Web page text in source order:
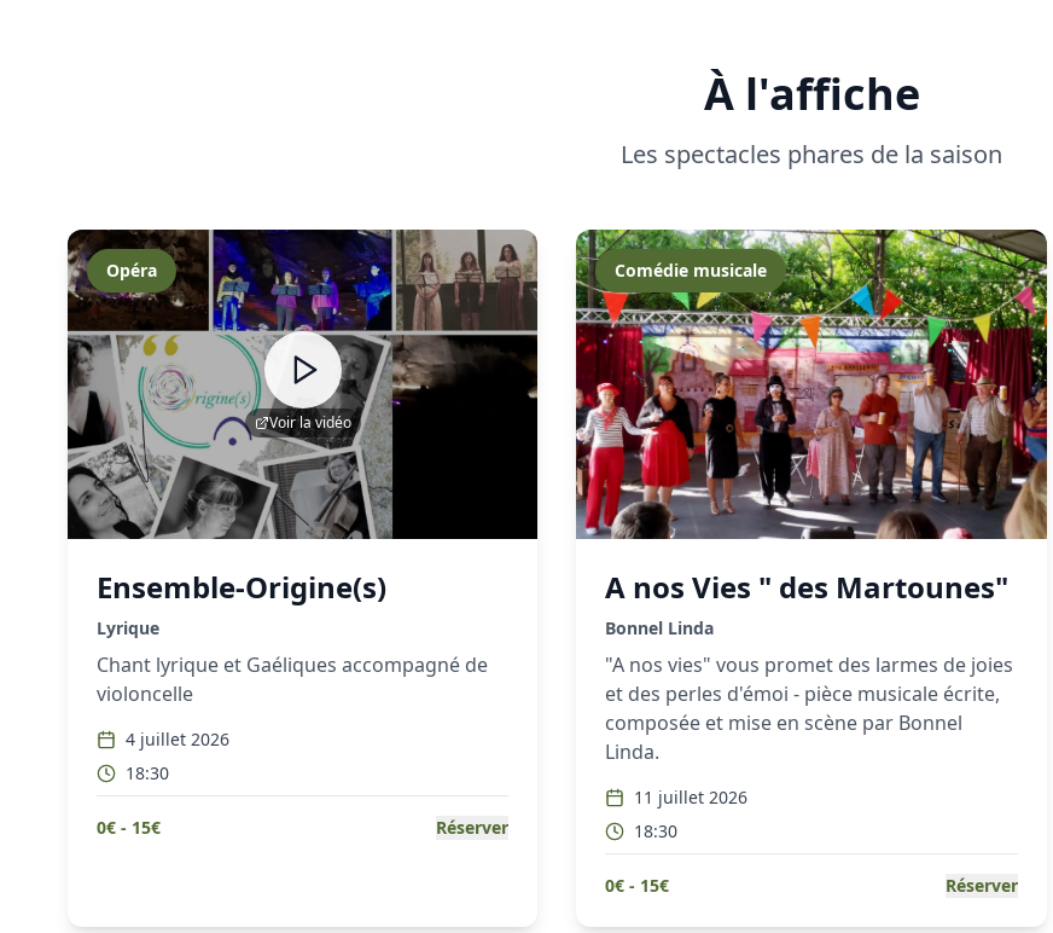
À l'affiche
Les spectacles phares de la saison
Voir la vidéo
Opéra
Ensemble-Origine(s)
Lyrique
Chant lyrique et Gaéliques accompagné de
violoncelle
4 juillet 2026
18:30
0€ - 15€ Réserver
Comédie musicale
A nos Vies " des Martounes"
Bonnel Linda
"A nos vies" vous promet des larmes de joies
et des perles d'émoi - pièce musicale écrite,
composée et mise en scène par Bonnel
Linda.
11 juillet 2026
18:30
0€ - 15€ Réserver